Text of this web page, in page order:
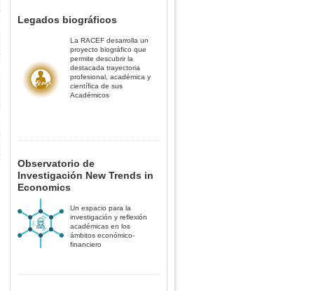
Legados biográficos
La RACEF desarrolla un
proyecto biográfico que
permite descubrir la
destacada trayectoria
profesional, académica y
científica de sus
Académicos
Observatorio de
Investigación New Trends in
Economics
Un espacio para la
investigación y reflexión
académicas en los
ámbitos económico-
financiero